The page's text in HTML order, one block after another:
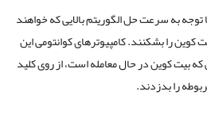
توجه به سرعت حل الگوریتم بالایی که خواهند
را بشکنند. کامپیوترهای کوانتومی این
بیت کوین در حال معامله است، از روی کلید
را بدزدند.